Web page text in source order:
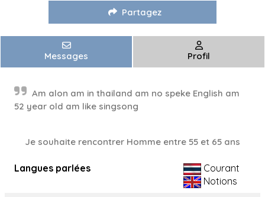
Partagez
Messages Profil
Am alon am in thailand am no speke English am
52 year old am like singsong
Je souhaite rencontrer Homme entre 55 et 65 ans
Langues parlées
Courant
Notions